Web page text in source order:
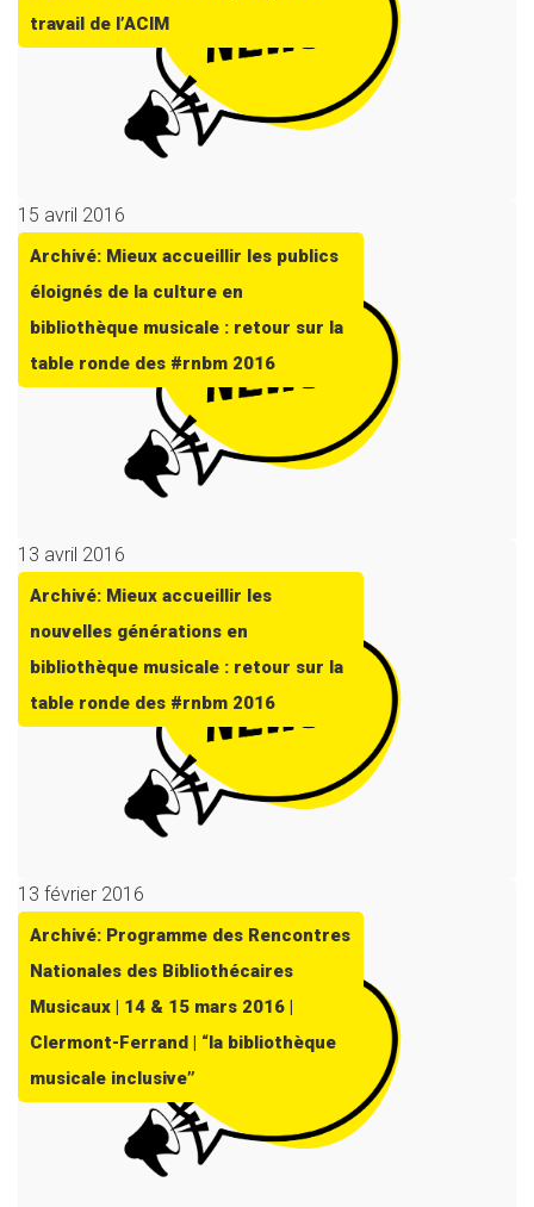
travail de l’ACIM
15 avril 2016
Archivé: Mieux accueillir les publics
éloignés de la culture en
bibliothèque musicale : retour sur la
table ronde des #rnbm 2016
13 avril 2016
Archivé: Mieux accueillir les
nouvelles générations en
bibliothèque musicale : retour sur la
table ronde des #rnbm 2016
13 février 2016
Archivé: Programme des Rencontres
Nationales des Bibliothécaires
Musicaux | 14 & 15 mars 2016 |
Clermont-Ferrand | “la bibliothèque
musicale inclusive”